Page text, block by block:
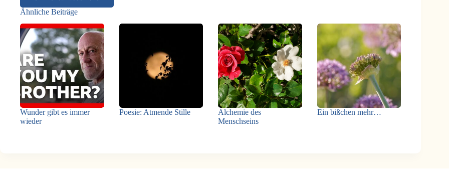
Ähnliche Beiträge
Wunder gibt es immer
wieder
Poesie: Atmende Stille
Alchemie des
Menschseins
Ein bißchen mehr…